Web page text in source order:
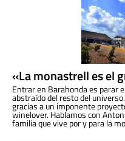
«La monastrell es el
Entrar en Barahonda es parar
abstraído del resto del
gracias a un imponente
winelover. Hablamos con
familia que vive por y para la